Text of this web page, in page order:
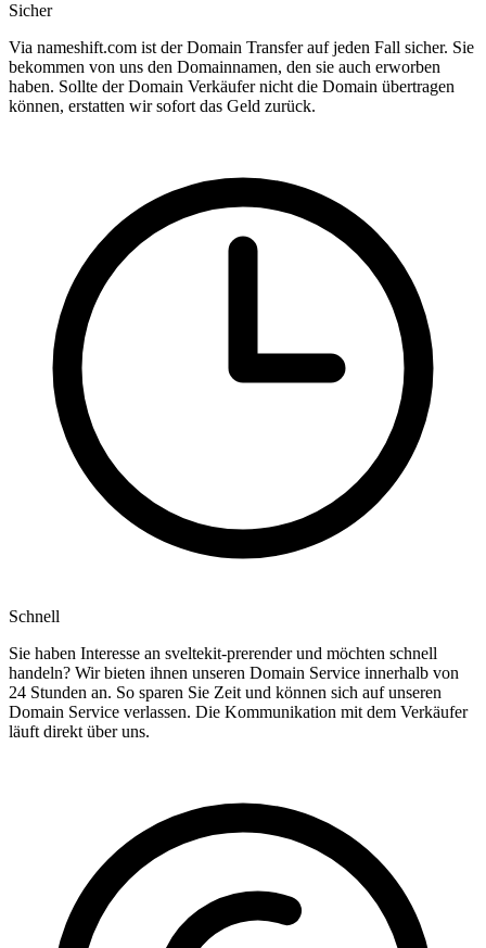
Sicher
Via nameshift.com ist der Domain Transfer auf jeden Fall sicher. Sie
bekommen von uns den Domainnamen, den sie auch erworben
haben. Sollte der Domain Verkäufer nicht die Domain übertragen
können, erstatten wir sofort das Geld zurück.
Schnell
Sie haben Interesse an sveltekit-prerender und möchten schnell
handeln? Wir bieten ihnen unseren Domain Service innerhalb von
24 Stunden an. So sparen Sie Zeit und können sich auf unseren
Domain Service verlassen. Die Kommunikation mit dem Verkäufer
läuft direkt über uns.